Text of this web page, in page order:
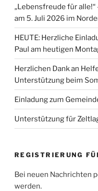
„Lebensfreude für
am 5. Juli 2026 im
HEUTE: Herzliche
Paul am heutigen
Herzlichen Dank an
Unterstützung beim
Einladung zum
Unterstützung für
REGISTRIERUNG
Bei neuen Nachrichten
werden.